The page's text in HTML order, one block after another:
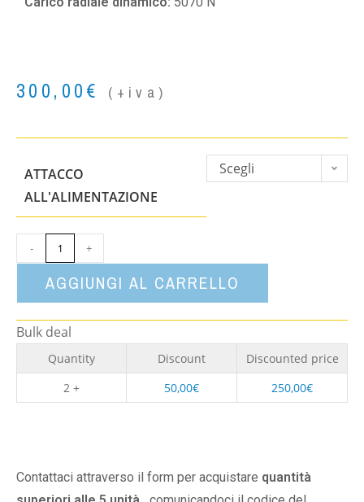
300,00€ (+iva)
ATTACCO
ALL'ALIMENTAZIONE
Scegli
- +
AGGIUNGI AL CARRELLO
Bulk deal
Quantity Discount
Discounted price
2 +
50,00€ 250,00€
Contattaci attraverso il form per acquistare quantità